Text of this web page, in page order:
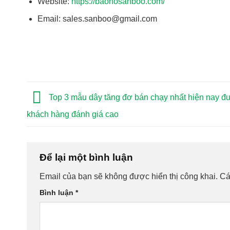
Email: sales.sanboo@gmail.com
Top 3 mẫu dây tăng đơ bán chạy nhất hiện nay
khách hàng đánh giá cao
Để lại một bình luận
Email của bạn sẽ không được hiển thị công khai.
Bình luận *